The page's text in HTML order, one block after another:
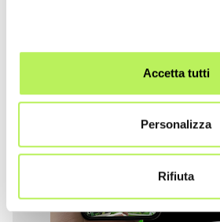
Accetta tutti
Personalizza
Rifiuta